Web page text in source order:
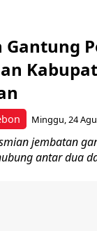
Gantung
Minggu, 24
jembatan
antar dua